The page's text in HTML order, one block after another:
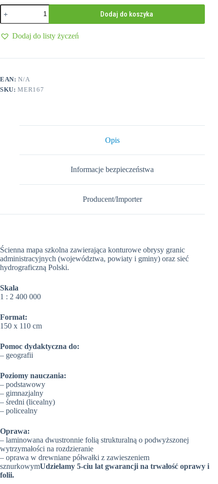
ilość
Mapa
konturowa
Polski
Dodaj do koszyka
Dodaj do listy życzeń
EAN:N/A
SKU:MER167
Opis
Informacje bezpieczeństwa
Producent/Importer
Ścienna mapa szkolna zawierająca konturowe obrysy granic
administracyjnych (województwa, powiaty i gminy) oraz sieć
hydrograficzną Polski.
Skala
1 : 2 400 000
Format:
150 x 110 cm
Pomoc dydaktyczna do:
– geografii
Poziomy nauczania:
– podstawowy
– gimnazjalny
– średni (licealny)
– policealny
Oprawa:
– laminowana dwustronnie folią strukturalną o podwyższonej
wytrzymałości na rozdzieranie
– oprawa w drewniane półwałki z zawieszeniem
sznurkowymUdzielamy 5-ciu lat gwarancji na trwałość oprawy i
folii.